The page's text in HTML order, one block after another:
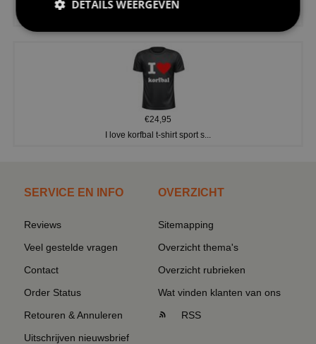
€24,95
I love korfbal t-shirt sport s...
SERVICE EN INFO
Reviews
Veel gestelde vragen
Contact
Order Status
Retouren & Annuleren
Uitschrijven nieuwsbrief
OVERZICHT
Sitemapping
Overzicht thema's
Overzicht rubrieken
Wat vinden klanten van ons
RSS
DETAILS WEERGEVEN